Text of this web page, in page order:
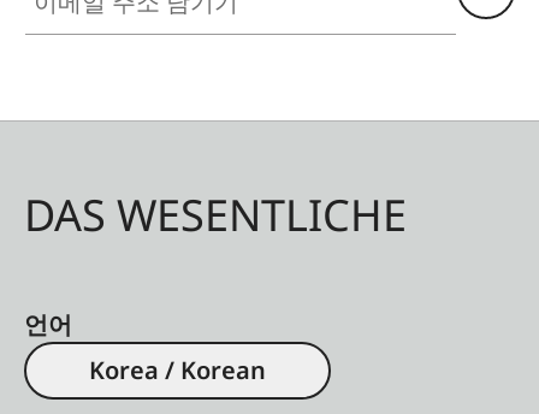
DAS WESENTLICHE
언어
Korea / Korean